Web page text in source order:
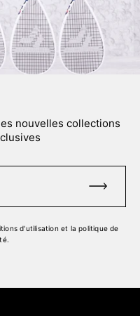
nouvelles collections
d'utilisation et la politique de
.